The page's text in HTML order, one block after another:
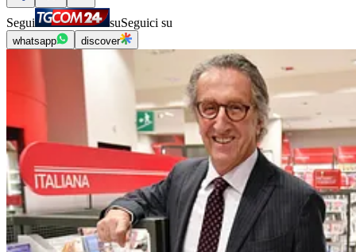
Segui suSeguici su
whatsapp discover